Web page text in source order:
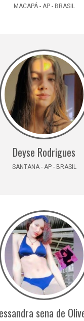
MACAPÁ - AP - BRASIL
Deyse Rodrigues
SANTANA - AP - BRASIL
sena de